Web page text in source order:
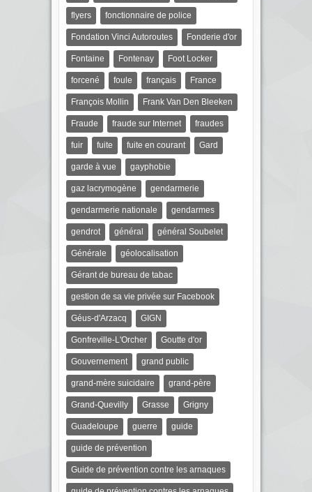
flyers fonctionnaire de police
Fondation Vinci Autoroutes Fonderie d'or
Fontaine Fontenay Foot Locker
forcené foule français France
François Mollin Frank Van Den Bleeken
Fraude fraude sur Internet fraudes
fuir fuite fuite en courant Gard
garde à vue gayphobie
gaz lacrymogène gendarmerie
gendarmerie nationale gendarmes
gendrot général général Soubelet
Générale géolocalisation
Gérant de bureau de tabac
gestion de sa vie privée sur Facebook
Géus-d'Arzacq GIGN
Gonfreville-L'Orcher Goutte d'or
Gouvernement grand public
grand-mère suicidaire grand-père
Grand-Quevilly Grasse Grigny
Guadeloupe guerre guide
guide de prévention
Guide de prévention contre les arnaques